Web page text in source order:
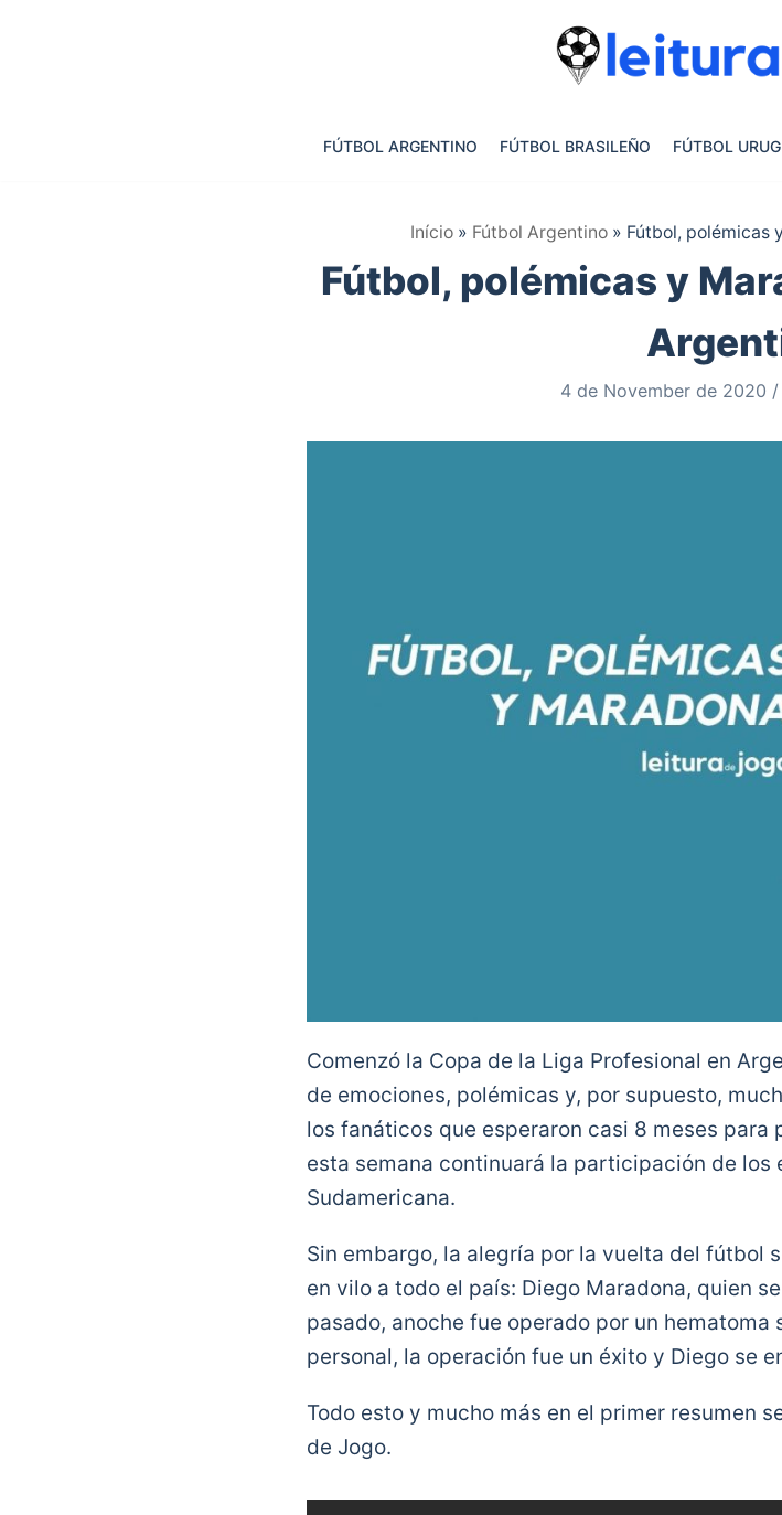
FÚTBOL ARGENTINO FÚTBOL BRASILEÑO FÚTBOL
Início » Fútbol Argentino » Fútbol, polémicas
Fútbol, polémicas y
4 de November de 2020
Comenzó la Copa de la Liga Profesional en
de emociones, polémicas y, por supuesto,
los fanáticos que esperaron casi 8 meses para
esta semana continuará la participación de los
Sudamericana.
Sin embargo, la alegría por la vuelta del fútbol
en vilo a todo el país: Diego Maradona, quien
pasado, anoche fue operado por un
personal, la operación fue un éxito y Diego se
Todo esto y mucho más en el primer resumen
de Jogo.